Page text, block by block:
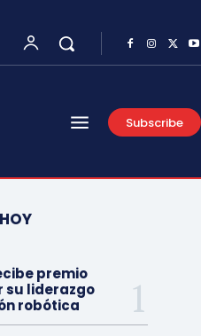
Subscribe
premio
su liderazgo
robótica